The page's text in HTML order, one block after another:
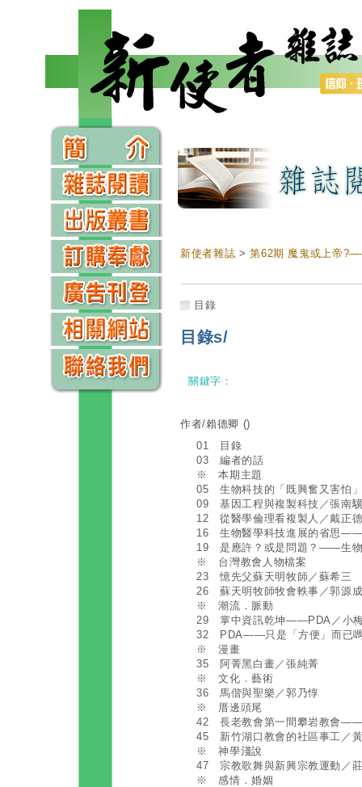
新使者雜誌 >第62期 魔鬼或上帝
目錄
目錄s/
關鍵字：
作者/賴德卿 ()
01 目錄
03 編者的話
※ 本期主題
05 生物科技的「既興奮又害怕
09 基因工程與複製科技／張南
12 從醫學倫理看複製人／戴正
16 生物醫學科技進展的省思——
19 是應許？或是問題？——生物
※ 台灣教會人物檔案
23 憶先父蘇天明牧師／蘇希三
26 蘇天明牧師牧會軼事／郭源
※ 潮流．脈動
29 掌中資訊乾坤——PDA／小
32 PDA——只是「方便」而已
※ 漫畫
35 阿菁黑白畫／張純菁
※ 文化．藝術
36 馬偕與聖樂／郭乃惇
※ 厝邊頭尾
42 長老教會第一間攀岩教會——
45 新竹湖口教會的社區事工／
※ 神學淺說
47 宗教歌舞與新興宗教運動／
※ 感情．婚姻